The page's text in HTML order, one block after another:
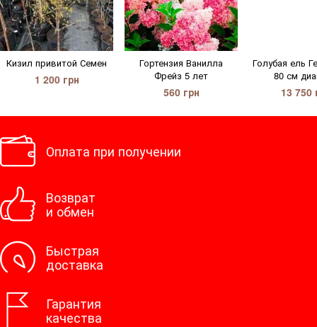
Кизил привитой Семен
1 200 грн
Гортензия Ванилла
Фрейз 5 лет
560 грн
Голубая ель
80 см
13 750
Оплата при получении
Возврат
и обмен
Быстрая
доставка
Гарантия
качества